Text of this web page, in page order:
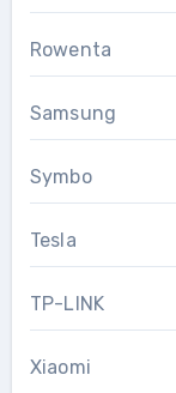
Rowenta
Samsung
Symbo
Tesla
TP-LINK
Xiaomi